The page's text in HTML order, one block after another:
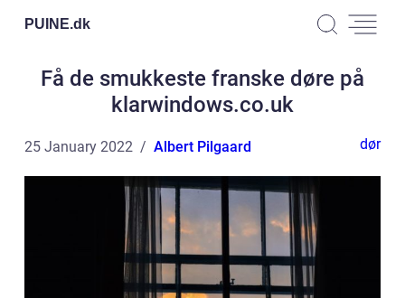
PUINE.dk
Få de smukkeste franske døre på
klarwindows.co.uk
25 January 2022 Albert Pilgaard dør